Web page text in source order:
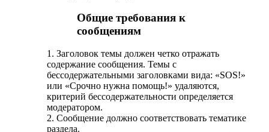
Общие требования к
сообщениям
1. Заголовок темы должен четко отражать
содержание сообщения. Темы с
бессодержательными заголовками вида: «SOS!»
или «Срочно нужна помощь!» удаляются,
критерий бессодержательности определяется
модератором.
2. Сообщение должно соответствовать тематике
раздела.